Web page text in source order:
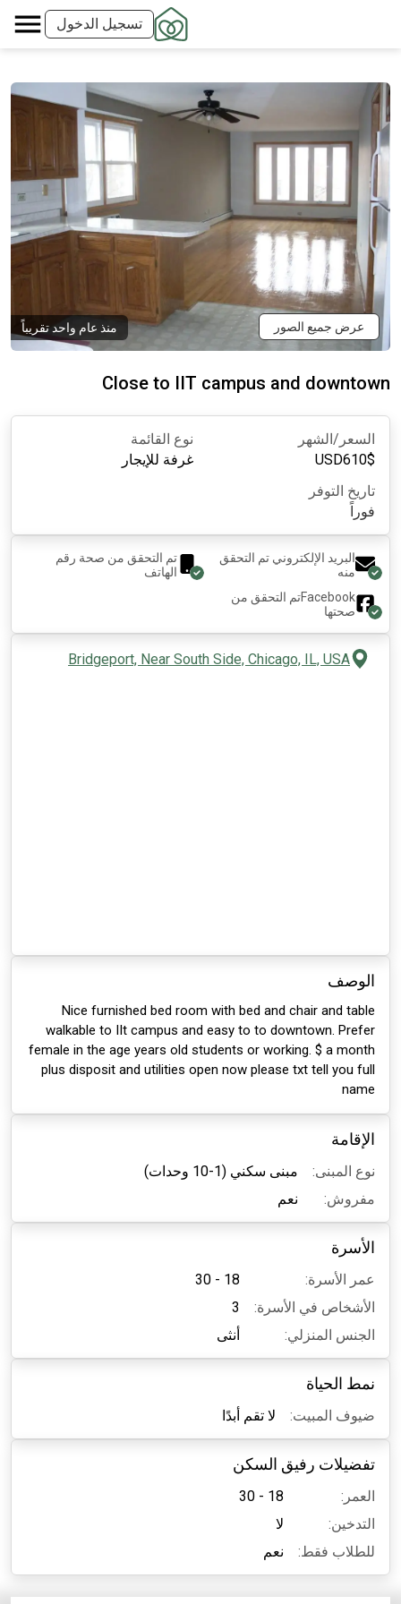
تسجيل الدخول
منذ عام واحد تقريباً عرض جميع الصور
Close to IIT campus and downtown
السعر/الشهر
$
610
USD
نوع القائمة
غرفة للإيجار
تاريخ التوفر
فوراً
البريد الإلكتروني تم التحقق
منه
تم التحقق من صحة رقم
الهاتف
Facebookتم التحقق من
صحتها
Bridgeport, Near South Side, Chicago, IL, USA
الوصف
Nice furnished bed room with bed and chair and table
walkable to IIt campus and easy to to downtown. Prefer
female in the age years old students or working. $ a month
plus disposit and utilities open now please txt tell you full
name
الإقامة
نوع المبنى:
مبنى سكني (1-10 وحدات)
مفروش:
نعم
الأسرة
عمر الأسرة:
18 - 30
الأشخاص في الأسرة:
3
الجنس المنزلي:
أنثى
نمط الحياة
ضيوف المبيت: لا تقم أبدًا
تفضيلات رفيق السكن
العمر:
18 - 30
التدخين:
لا
للطلاب فقط:
نعم